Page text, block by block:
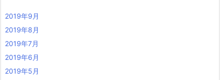
2019年9月
2019年8月
2019年7月
2019年6月
2019年5月